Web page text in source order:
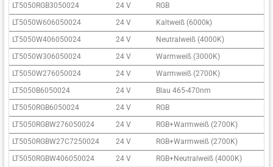
LT5050RGB3050024
24 V RGB
LT5050W606050024
24 V Kaltweiß (6000k)
LT5050W406050024
24 V Neutralweiß (4000K)
LT5050W306050024
24 V Warmweiß (3000K)
LT5050W276050024
24 V Warmweiß (2700K)
LT5050B6050024
24 V Blau 465-470nm
LT5050RGB6050024
24 V RGB
LT5050RGBW276050024
24 V RGB+Warmweiß (2700K)
LT5050RGBW27C7250024
24 V RGB+Warmweiß (2700K)
LT5050RGBW406050024
24 V RGB+Neutralweiß (4000K)